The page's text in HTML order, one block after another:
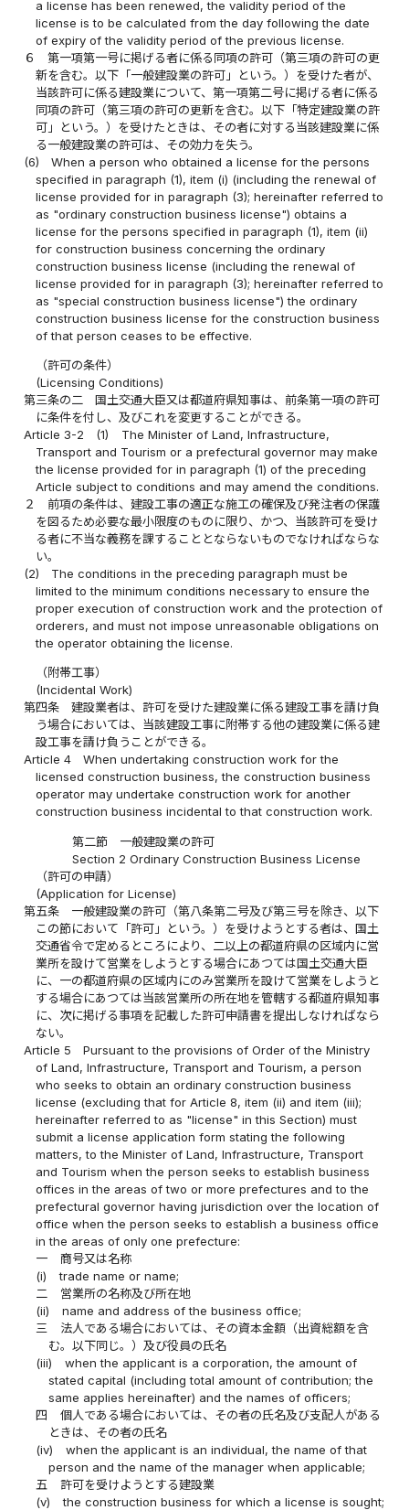
a license has been renewed, the validity period of the
license is to be calculated from the day following the date
of expiry of the validity period of the previous license.
６
第一項第一号に掲げる者に係る同項の許可（第三項の許可の更
新を含む。以下「一般建設業の許可」という。）を受けた者が、
当該許可に係る建設業について、第一項第二号に掲げる者に係る
同項の許可（第三項の許可の更新を含む。以下「特定建設業の許
可」という。）を受けたときは、その者に対する当該建設業に係
る一般建設業の許可は、その効力を失う。
(6)
When a person who obtained a license for the persons
specified in paragraph (1), item (i) (including the renewal of
license provided for in paragraph (3); hereinafter referred to
as "ordinary construction business license") obtains a
license for the persons specified in paragraph (1), item (ii)
for construction business concerning the ordinary
construction business license (including the renewal of
license provided for in paragraph (3); hereinafter referred to
as "special construction business license") the ordinary
construction business license for the construction business
of that person ceases to be effective.
（許可の条件）
(Licensing Conditions)
第三条の二
国土交通大臣又は都道府県知事は、前条第一項の許可
に条件を付し、及びこれを変更することができる。
Article 3-2
(1)
The Minister of Land, Infrastructure,
Transport and Tourism or a prefectural governor may make
the license provided for in paragraph (1) of the preceding
Article subject to conditions and may amend the conditions.
２
前項の条件は、建設工事の適正な施工の確保及び発注者の保護
を図るため必要な最小限度のものに限り、かつ、当該許可を受け
る者に不当な義務を課することとならないものでなければならな
い。
(2)
The conditions in the preceding paragraph must be
limited to the minimum conditions necessary to ensure the
proper execution of construction work and the protection of
orderers, and must not impose unreasonable obligations on
the operator obtaining the license.
（附帯工事）
(Incidental Work)
第四条
建設業者は、許可を受けた建設業に係る建設工事を請け負
う場合においては、当該建設工事に附帯する他の建設業に係る建
設工事を請け負うことができる。
Article 4
When undertaking construction work for the
licensed construction business, the construction business
operator may undertake construction work for another
construction business incidental to that construction work.
第二節 一般建設業の許可
Section 2 Ordinary Construction Business License
（許可の申請）
(Application for License)
第五条
一般建設業の許可（第八条第二号及び第三号を除き、以下
この節において「許可」という。）を受けようとする者は、国土
交通省令で定めるところにより、二以上の都道府県の区域内に営
業所を設けて営業をしようとする場合にあつては国土交通大臣
に、一の都道府県の区域内にのみ営業所を設けて営業をしようと
する場合にあつては当該営業所の所在地を管轄する都道府県知事
に、次に掲げる事項を記載した許可申請書を提出しなければなら
ない。
Article 5
Pursuant to the provisions of Order of the Ministry
of Land, Infrastructure, Transport and Tourism, a person
who seeks to obtain an ordinary construction business
license (excluding that for Article 8, item (ii) and item (iii);
hereinafter referred to as "license" in this Section) must
submit a license application form stating the following
matters, to the Minister of Land, Infrastructure, Transport
and Tourism when the person seeks to establish business
offices in the areas of two or more prefectures and to the
prefectural governor having jurisdiction over the location of
office when the person seeks to establish a business office
in the areas of only one prefecture:
一
商号又は名称
(i)
trade name or name;
二
営業所の名称及び所在地
(ii)
name and address of the business office;
三
法人である場合においては、その資本金額（出資総額を含
む。以下同じ。）及び役員の氏名
(iii)
when the applicant is a corporation, the amount of
stated capital (including total amount of contribution; the
same applies hereinafter) and the names of officers;
四
個人である場合においては、その者の氏名及び支配人がある
ときは、その者の氏名
(iv)
when the applicant is an individual, the name of that
person and the name of the manager when applicable;
五
許可を受けようとする建設業
(v)
the construction business for which a license is sought;